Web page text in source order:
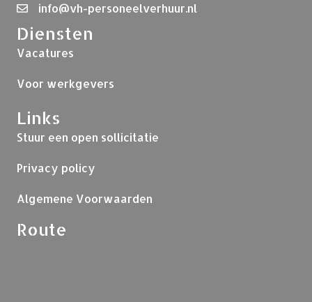
info@vh-personeelverhuur.nl
Diensten
Vacatures
Voor werkgevers
Links
Stuur een open sollicitatie
Privacy policy
Algemene Voorwaarden
Route